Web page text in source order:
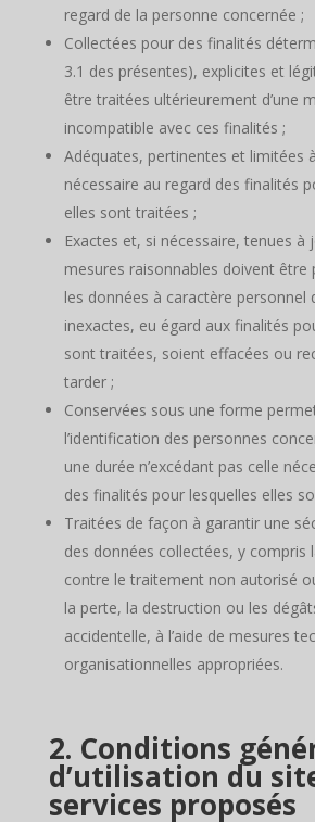
regard de la personne concernée ;
Collectées pour des finalités
3.1 des présentes), explicites et
être traitées ultérieurement d’une
incompatible avec ces finalités ;
Adéquates, pertinentes et limitées
nécessaire au regard des finalités
elles sont traitées ;
Exactes et, si nécessaire, tenues à
mesures raisonnables doivent être
les données à caractère personnel
inexactes, eu égard aux finalités
sont traitées, soient effacées ou
tarder ;
Conservées sous une forme
l’identification des personnes
une durée n’excédant pas celle
des finalités pour lesquelles elles
Traitées de façon à garantir une
des données collectées, y compris
contre le traitement non autorisé
la perte, la destruction ou les
accidentelle, à l’aide de mesures
organisationnelles appropriées.
2. Conditions
d’utilisation du
services proposés